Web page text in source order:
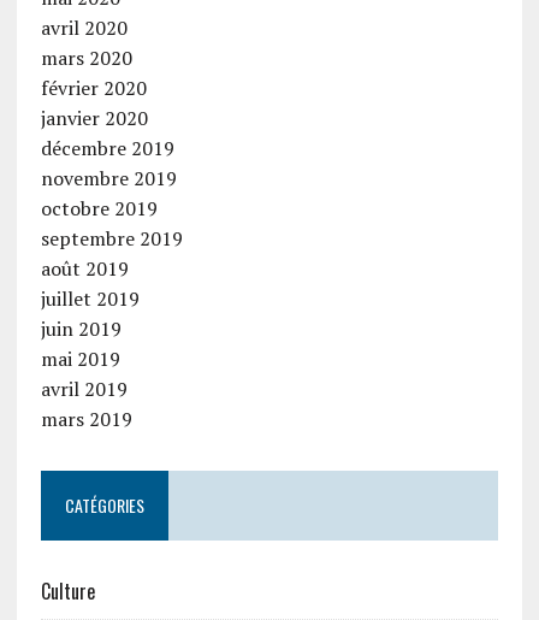
avril 2020
mars 2020
février 2020
janvier 2020
décembre 2019
novembre 2019
octobre 2019
septembre 2019
août 2019
juillet 2019
juin 2019
mai 2019
avril 2019
mars 2019
CATÉGORIES
Culture